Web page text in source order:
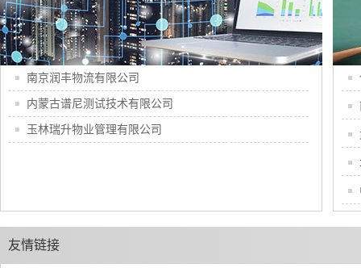
南京润丰物流有限公司
内蒙古谱尼测试技术有限公司
玉林瑞升物业管理有限公司
友情链接